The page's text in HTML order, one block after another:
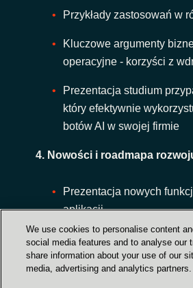
Przykłady zastosowań w
Kluczowe argumenty
operacyjne - korzyści z
Prezentacja studium
który efektywnie
botów AI w swojej firmie
4. Nowości i roadmapa
Prezentacja nowych
aplikacji
Omówienie kierunku
(roadmapa)
We use cookies to personalise content
social media features and to analyse our
share information about your use of our
media, advertising and analytics partners.